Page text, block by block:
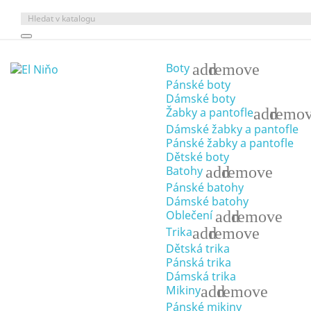
Boty addremove
Pánské boty
Dámské boty
Žabky a pantofleadd
Dámské žabky a pantofle
Pánské žabky a pantofle
Dětské boty
Batohy addremove
Pánské batohy
Dámské batohy
Oblečení addremove
Trikaaddremove
Dětská trika
Pánská trika
Dámská trika
Mikinyaddremove
Pánské mikiny